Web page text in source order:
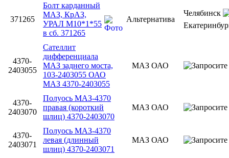
371265
Болт карданный
МАЗ, КрАЗ,
УРАЛ М10*1*55
в сб. 371265
Альтернатива
Челябинск
4370-
2403055
Сателлит
дифференциала
МАЗ заднего моста,
103-2403055 ОАО
МАЗ 4370-2403055
МАЗ ОАО
4370-
2403070
Полуось МАЗ-4370
правая (короткий
шлиц) 4370-2403070
МАЗ ОАО
4370-
2403071
Полуось МАЗ-4370
левая (длинный
шлиц) 4370-2403071
МАЗ ОАО